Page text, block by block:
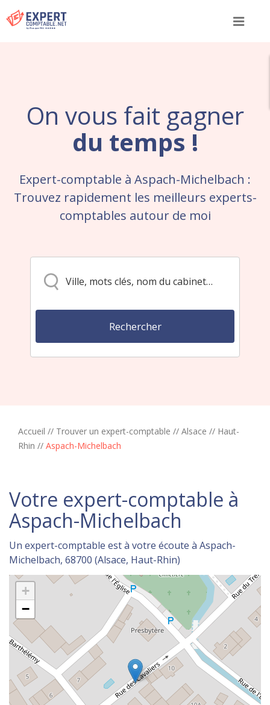
Menu
On vous fait gagner
du temps !
Expert-comptable à Aspach-Michelbach :
Trouvez rapidement les meilleurs experts-
comptables autour de moi
Accueil // Trouver un expert-comptable // Alsace // Haut-
Rhin // Aspach-Michelbach
Votre expert-comptable à
Aspach-Michelbach
Un expert-comptable est à votre écoute à Aspach-
Michelbach, 68700 (Alsace, Haut-Rhin)
+
−